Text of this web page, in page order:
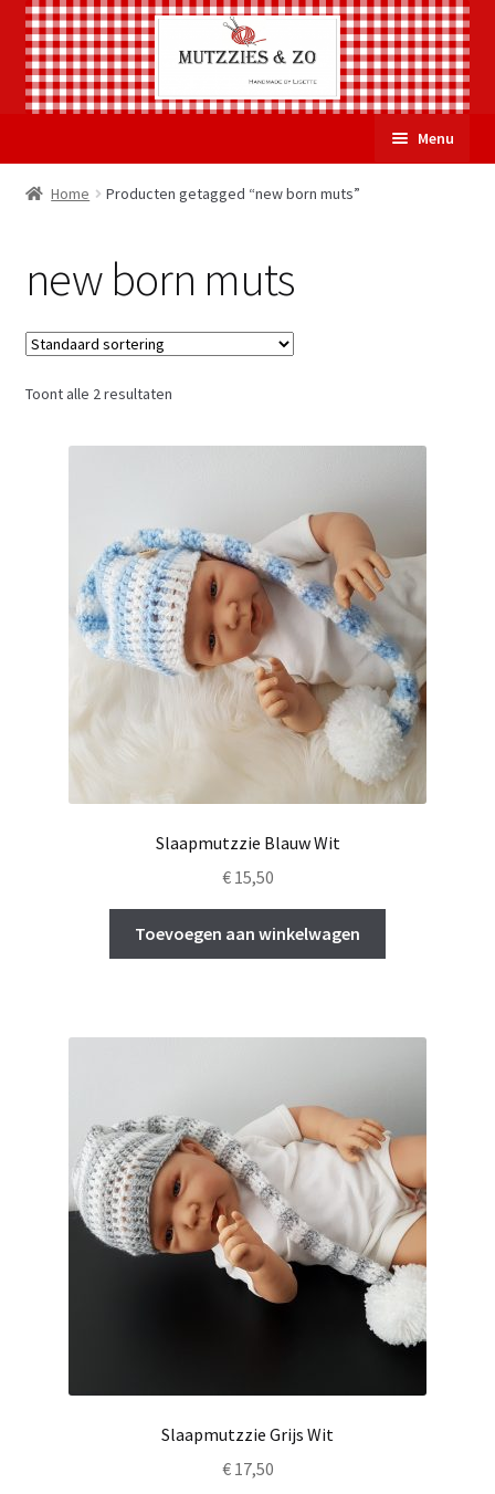
naar
de
Menu
Welkom
Home Producten getagged “new born muts”
new born muts
Toont alle 2 resultaten
Slaapmutzzie Blauw Wit
€15,50
Toevoegen aan winkelwagen
Slaapmutzzie Grijs Wit
€17,50